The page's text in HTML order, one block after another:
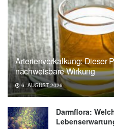
https://doi.org/
nature.com
Washington
exercise to
(veröffentlicht:
Arterienverkalkung: Dieser
nachweisbare Wirkung
6. AUGUST 2026
Darmflora: